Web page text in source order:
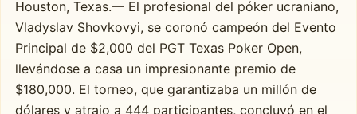
Houston, Texas.— El profesional del póker ucraniano,
Vladyslav Shovkovyi, se coronó campeón del Evento
Principal de $2,000 del PGT Texas Poker Open,
llevándose a casa un impresionante premio de
$180,000. El torneo, que garantizaba un millón de
dólares y atrajo a 444 participantes, concluyó en el